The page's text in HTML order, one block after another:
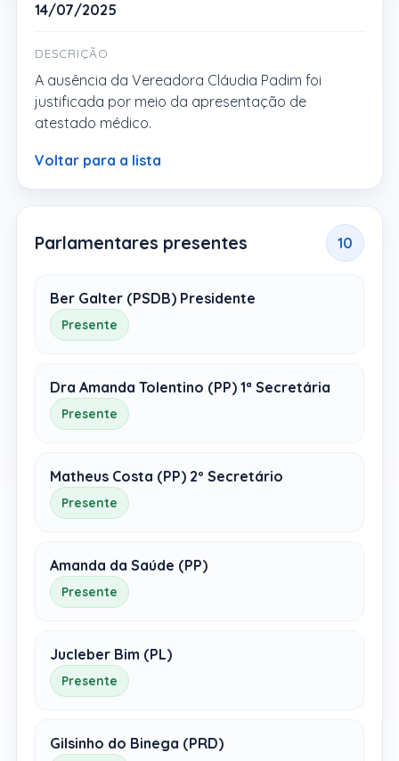
14/07/2025
DESCRIÇÃO
A ausência da Vereadora Cláudia Padim foi
justificada por meio da apresentação de
atestado médico.
Voltar para a lista
Parlamentares presentes 10
Ber Galter (PSDB) Presidente
Presente
Dra Amanda Tolentino (PP) 1ª Secretária
Presente
Matheus Costa (PP) 2º Secretário
Presente
Amanda da Saúde (PP)
Presente
Jucleber Bim (PL)
Presente
Gilsinho do Binega (PRD)